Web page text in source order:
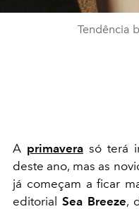
Tendência
A primaverasó terá
deste ano, mas as
já começam a ficar
editorial Sea Breeze,